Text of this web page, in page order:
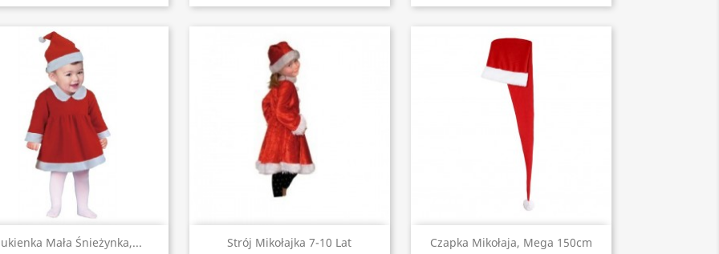
Mała Śnieżynka,...
Szybki podgląd Strój Mikołajka 7-10 Lat
 Szybki podgląd Czapka Mikołaja, Mega 150cm
 Szybki podgląd